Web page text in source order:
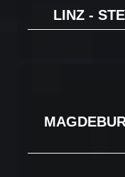
LINZ -